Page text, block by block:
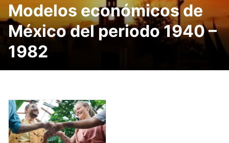
Modelos económicos de
México del periodo 1940 –
1982